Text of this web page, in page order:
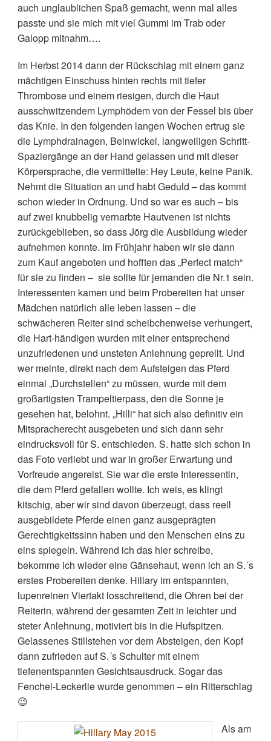
auch unglaublichen Spaß gemacht, wenn mal alles
passte und sie mich mit viel Gummi im Trab oder
Galopp mitnahm….
Im Herbst 2014 dann der Rückschlag mit einem ganz
mächtigen Einschuss hinten rechts mit tiefer
Thrombose und einem riesigen, durch die Haut
ausschwitzendem Lymphödem von der Fessel bis über
das Knie. In den folgenden langen Wochen ertrug sie
die Lymphdrainagen, Beinwickel, langweiligen Schritt-
Spaziergänge an der Hand gelassen und mit dieser
Körpersprache, die vermittelte: Hey Leute, keine Panik.
Nehmt die Situation an und habt Geduld – das kommt
schon wieder in Ordnung. Und so war es auch – bis
auf zwei knubbelig vernarbte Hautvenen ist nichts
zurückgeblieben, so dass Jörg die Ausbildung wieder
aufnehmen konnte. Im Frühjahr haben wir sie dann
zum Kauf angeboten und hofften das „Perfect match“
für sie zu finden – sie sollte für jemanden die Nr.1 sein.
Interessenten kamen und beim Probereiten hat unser
Mädchen natürlich alle leben lassen – die
schwächeren Reiter sind scheibchenweise verhungert,
die Hart-händigen wurden mit einer entsprechend
unzufriedenen und unsteten Anlehnung geprellt. Und
wer meinte, direkt nach dem Aufsteigen das Pferd
einmal „Durchstellen“ zu müssen, wurde mit dem
großartigsten Trampeltierpass, den die Sonne je
gesehen hat, belohnt. „Hilli“ hat sich also definitiv ein
Mitspracherecht ausgebeten und sich dann sehr
eindrucksvoll für S. entschieden. S. hatte sich schon in
das Foto verliebt und war in großer Erwartung und
Vorfreude angereist. Sie war die erste Interessentin,
die dem Pferd gefallen wollte. Ich weis, es klingt
kitschig, aber wir sind davon überzeugt, dass reell
ausgebildete Pferde einen ganz ausgeprägten
Gerechtigkeitssinn haben und den Menschen eins zu
eins spiegeln. Während ich das hier schreibe,
bekomme ich wieder eine Gänsehaut, wenn ich an S.´s
erstes Probereiten denke. Hillary im entspannten,
lupenreinen Viertakt losschreitend, die Ohren bei der
Reiterin, während der gesamten Zeit in leichter und
steter Anlehnung, motiviert bis in die Hufspitzen.
Gelassenes Stillstehen vor dem Absteigen, den Kopf
dann zufrieden auf S.´s Schulter mit einem
tiefenentspannten Gesichtsausdruck. Sogar das
Fenchel-Leckerlie wurde genommen – ein Ritterschlag
😉
Als am